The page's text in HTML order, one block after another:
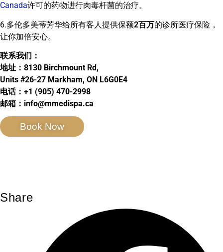
Canada许可的药物进行肉毒杆菌的治疗。
6.多伦多美蒂芳华给所有客人提供保额2百万的诊所医疗保险，
让你加倍安心。
联系我们：
地址：8130 Birchmount Rd,
Units #26-27 Markham, ON L6G0E4
电话：+1 (905) 470-2998
邮箱：info@mmedispa.ca
Book Now
Share